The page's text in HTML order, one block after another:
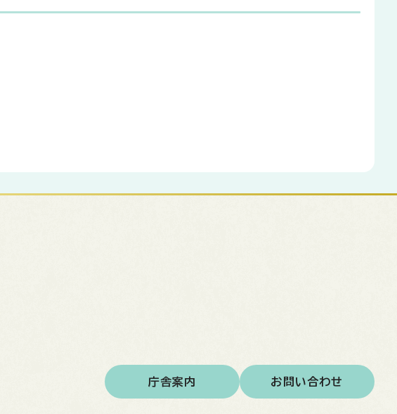
庁舎案内 お問い合わせ